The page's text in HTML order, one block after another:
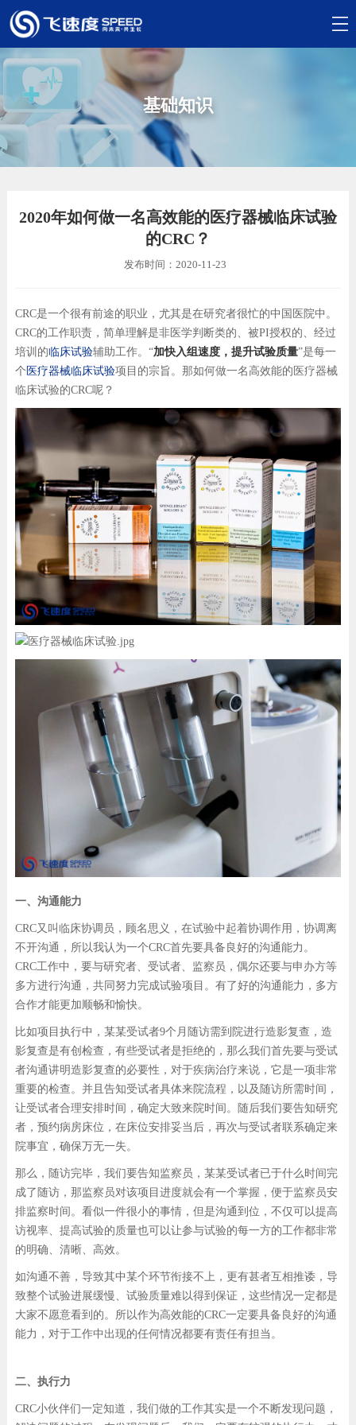
基础知识
2020年如何做一名高效能的医疗器械临床试验
的CRC？
发布时间：2020-11-23
CRC是一个很有前途的职业，尤其是在研究者很忙的中国医院中。
CRC的工作职责，简单理解是非医学判断类的、被PI授权的、经过
培训的临床试验辅助工作。“加快入组速度，提升试验质量”是每一
个 医疗器械临床试验项目的宗旨。那如何做一名高效能的医疗器械
临床试验的CRC呢？
一、沟通能力
CRC又叫临床协调员，顾名思义，在试验中起着协调作用，协调离
不开沟通，所以我认为一个CRC首先要具备良好的沟通能力。
CRC工作中，要与研究者、受试者、监察员，偶尔还要与申办方等
多方进行沟通，共同努力完成试验项目。有了好的沟通能力，多方
合作才能更加顺畅和愉快。
比如项目执行中，某某受试者9个月随访需到院进行造影复查，造
影复查是有创检查，有些受试者是拒绝的，那么我们首先要与受试
者沟通讲明造影复查的必要性，对于疾病治疗来说，它是一项非常
重要的检查。并且告知受试者具体来院流程，以及随访所需时间，
让受试者合理安排时间，确定大致来院时间。随后我们要告知研究
者，预约病房床位，在床位安排妥当后，再次与受试者联系确定来
院事宜，确保万无一失。
那么，随访完毕，我们要告知监察员，某某受试者已于什么时间完
成了随访，那监察员对该项目进度就会有一个掌握，便于监察员安
排监察时间。看似一件很小的事情，但是沟通到位，不仅可以提高
访视率、提高试验的质量也可以让参与试验的每一方的工作都非常
的明确、清晰、高效。
如沟通不善，导致其中某个环节衔接不上，更有甚者互相推诿，导
致整个试验进展缓慢、试验质量难以得到保证，这些情况一定都是
大家不愿意看到的。所以作为高效能的CRC一定要具备良好的沟通
能力，对于工作中出现的任何情况都要有责任有担当。
二、执行力
CRC小伙伴们一定知道，我们做的工作其实是一个不断发现问题，